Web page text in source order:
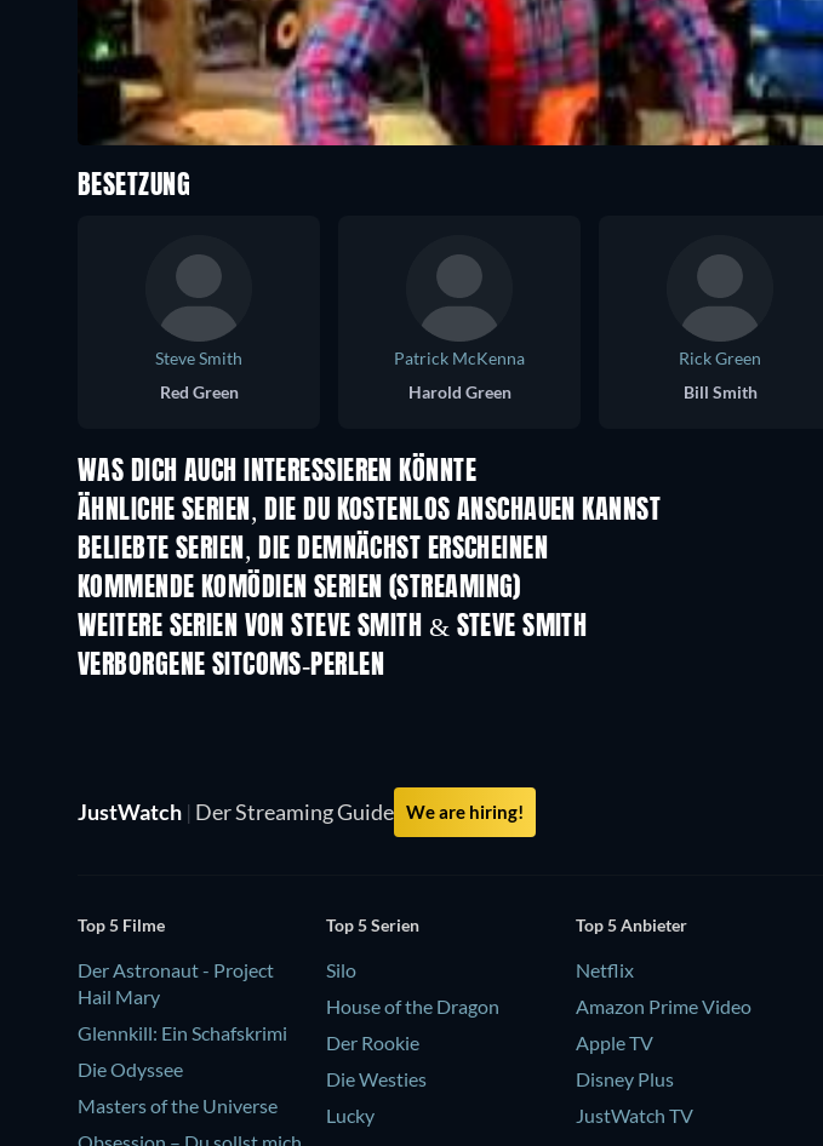
BESETZUNG
Steve Smith
Red Green
Patrick McKenna
Harold Green
Rick Green
Bill Smith
WAS DICH AUCH INTERESSIEREN KÖNNTE
Serie
ÄHNLICHE SERIEN, DIE DU KOSTENLOS ANSCHAUEN KANNST
Serie Serie
BELIEBTE SERIEN, DIE DEMNÄCHST ERSCHEINEN
Serie Serie
KOMMENDE KOMÖDIEN SERIEN (STREAMING)
Staffel 6 Staffel 2
WEITERE SERIEN VON STEVE SMITH & STEVE SMITH
Serie
VERBORGENE SITCOMS-PERLEN
Serie
JustWatch | Der Streaming Guide We are hiring!
Top 5 Filme
Der Astronaut - Project
Hail Mary
Glennkill: Ein Schafskrimi
Die Odyssee
Masters of the Universe
Top 5 Serien
Silo
House of the Dragon
Der Rookie
Die Westies
Lucky
Top 5 Anbieter
Netflix
Amazon Prime Video
Apple TV
Disney Plus
JustWatch TV